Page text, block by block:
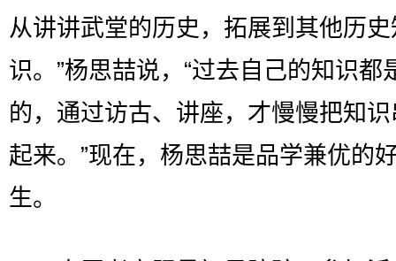
从讲讲武堂的历史，拓展到其他历史
识。”杨思喆说，“过去自己的知识都
的，通过访古、讲座，才慢慢把知
起来。”现在，杨思喆是品学兼优的
生。